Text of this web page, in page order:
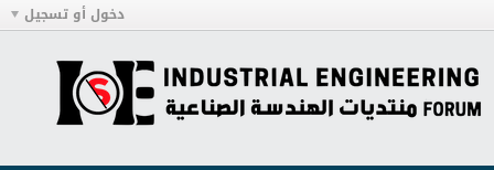
دخول أو تسجيل